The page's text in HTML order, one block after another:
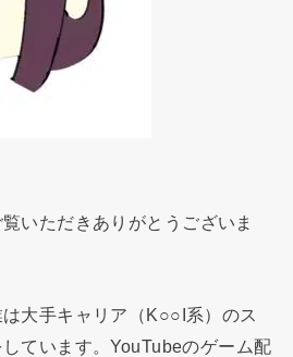
いただきありがとうございま
大手キャリア（K○○I系）のス
ています。YouTubeのゲーム配